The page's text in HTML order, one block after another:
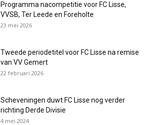
Programma nacompetitie voor FC Lisse,
VVSB, Ter Leede en Foreholte
23 mei 2026
Tweede periodetitel voor FC Lisse na remise
van VV Gemert
22 februari 2026
Scheveningen duwt FC Lisse nog verder
richting Derde Divisie
4 mei 2024